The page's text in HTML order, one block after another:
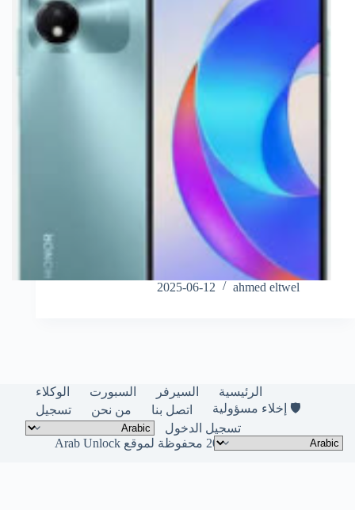
ahmed eltwel
2025-06-12
الرئيسية السيرفر السبورت
الوكلاء
🛡️ إخلاء مسؤولية
اتصل بنا من نحن
تسجيل
تسجيل الدخول
حقوق النشر © لعام 2026 محفوظة لموقع Arab Unlock